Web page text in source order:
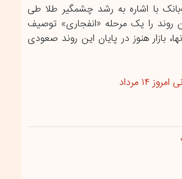
با اشاره به رشد چشمگیر طلا طی
روند را یک مرحله «انفجاری» توصیف
بازار هنوز در پایان این روند صعودی
۱۴ مرداد